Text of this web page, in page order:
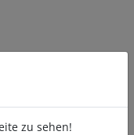
zu sehen!